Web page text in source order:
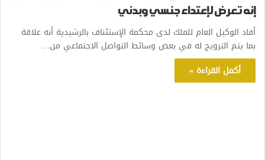
إنه تعرض لإعتداء جنسي وبدني
أفاد الوكيل العام للملك لدى محكمة الإستئناف بالرشيدية أنه علاقة
بما يتم الترويج له في بعض وسائط التواصل الاجتماعي من…
أكمل القراءة »